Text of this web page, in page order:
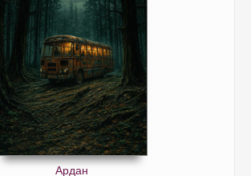
Ардан